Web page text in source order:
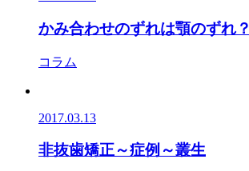
かみ合わせのずれは顎のずれ？
コラム
2017.03.13
非抜歯矯正～症例～叢生